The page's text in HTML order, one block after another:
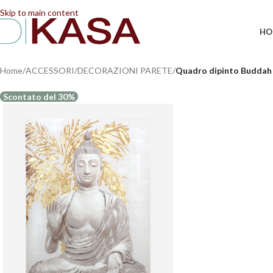
Skip to main content
Home/ACCESSORI/DECORAZIONI PARETE/Quadro dipinto Buddah
Scontato del 30%